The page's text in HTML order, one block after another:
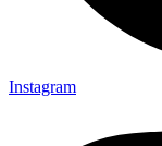
Instagram